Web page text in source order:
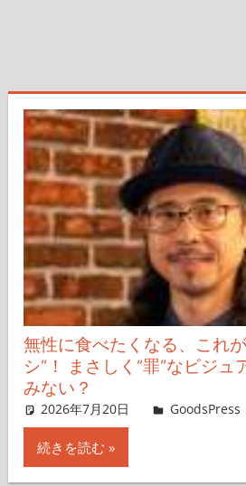
無性に食べたくなる、これ
シ”！ まさしく“罪”なビジ
みない？
2026年7月20日 GoodsPress
GoodsPress
続きを読む